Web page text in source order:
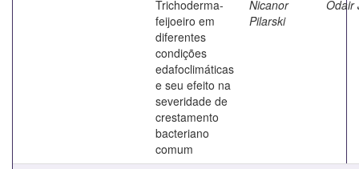
Trichoderma-
feijoeiro em
diferentes
condições
edafoclimáticas
e seu efeito na
severidade de
crestamento
bacteriano
comum
Nicanor
Pilarski
Odair